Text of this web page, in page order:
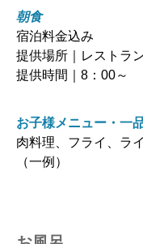
朝食
宿泊料金込み
提供場所｜レストラ
提供時間｜8：00～
お子様メニュー・一
肉料理、フライ、ラ
（一例）